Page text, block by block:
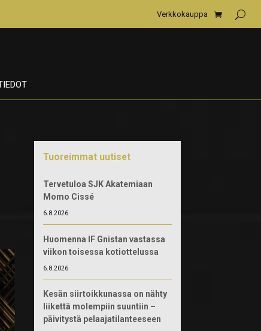
Verkkokauppa
Tuoreimmat uutiset
Tervetuloa SJK Akatemiaan
Momo Cissé
6.8.2026
Huomenna IF Gnistan vastassa
viikon toisessa kotiottelussa
6.8.2026
Kesän siirtoikkunassa on nähty
liikettä molempiin suuntiin –
päivitystä pelaajatilanteeseen